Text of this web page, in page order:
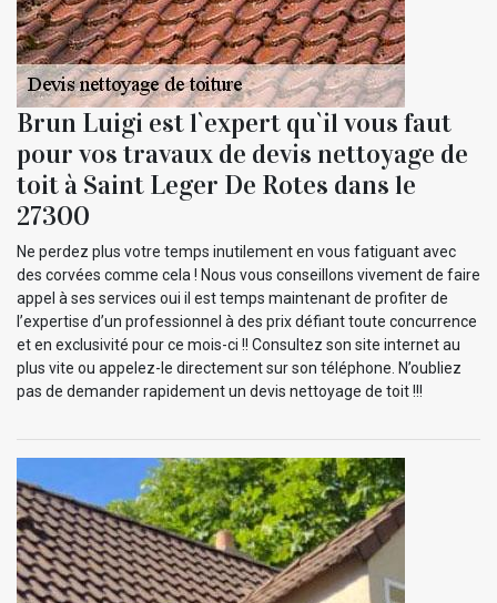
Brun Luigi est l`expert qu`il vous faut
pour vos travaux de devis nettoyage de
toit à Saint Leger De Rotes dans le
27300
Ne perdez plus votre temps inutilement en vous fatiguant avec
des corvées comme cela ! Nous vous conseillons vivement de faire
appel à ses services oui il est temps maintenant de profiter de
l’expertise d’un professionnel à des prix défiant toute concurrence
et en exclusivité pour ce mois-ci !! Consultez son site internet au
plus vite ou appelez-le directement sur son téléphone. N’oubliez
pas de demander rapidement un devis nettoyage de toit !!!